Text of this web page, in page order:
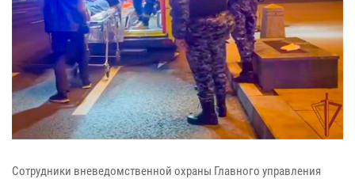
Сотрудники вневедомственной охраны Главного управления